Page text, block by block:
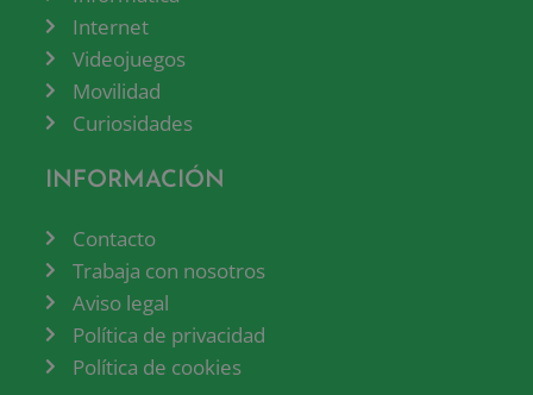
Internet
Videojuegos
Movilidad
Curiosidades
INFORMACIÓN
Contacto
Trabaja con nosotros
Aviso legal
Política de privacidad
Política de cookies